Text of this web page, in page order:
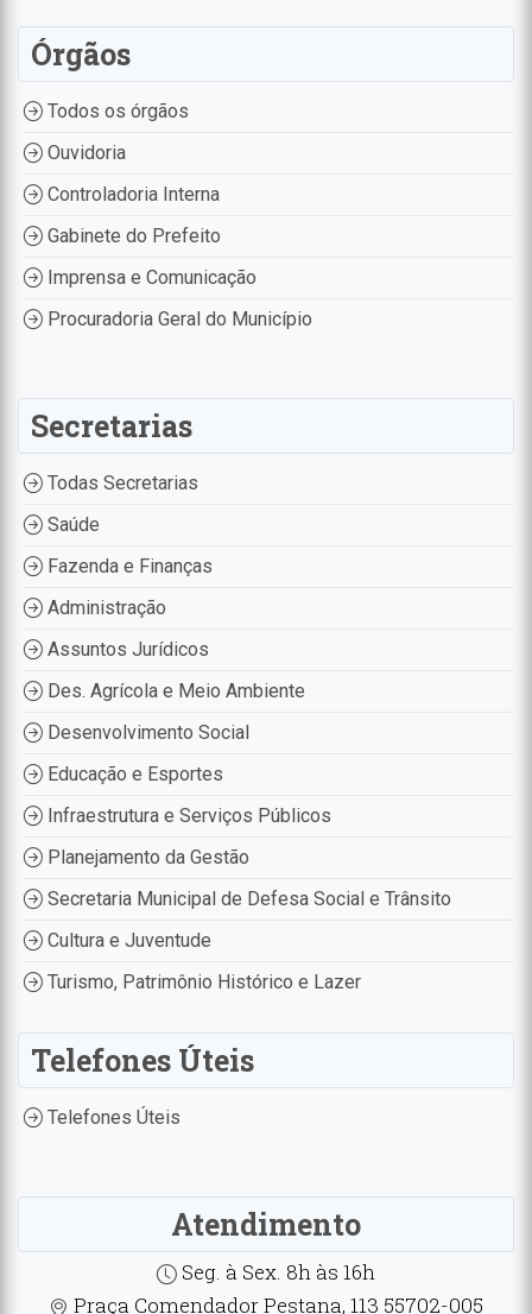
Órgãos
Todos os órgãos
Ouvidoria
Controladoria Interna
Gabinete do Prefeito
Imprensa e Comunicação
Procuradoria Geral do Município
Secretarias
Todas Secretarias
Saúde
Fazenda e Finanças
Administração
Assuntos Jurídicos
Des. Agrícola e Meio Ambiente
Desenvolvimento Social
Educação e Esportes
Infraestrutura e Serviços Públicos
Planejamento da Gestão
Secretaria Municipal de Defesa Social e Trânsito
Cultura e Juventude
Turismo, Patrimônio Histórico e Lazer
Telefones Úteis
Telefones Úteis
Atendimento
Seg. à Sex. 8h às 16h
Praça Comendador Pestana, 113 55702-005